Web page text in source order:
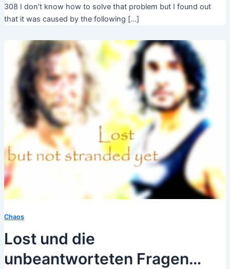
308 I don’t know how to solve that problem but I found out
that it was caused by the following […]
Chaos
Lost und die
unbeantworteten Fragen…